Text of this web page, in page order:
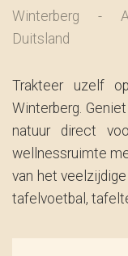
Winterberg -
Duitsland
Trakteer uzelf
Winterberg.
natuur direct
wellnessruimte
van het
tafelvoetbal,